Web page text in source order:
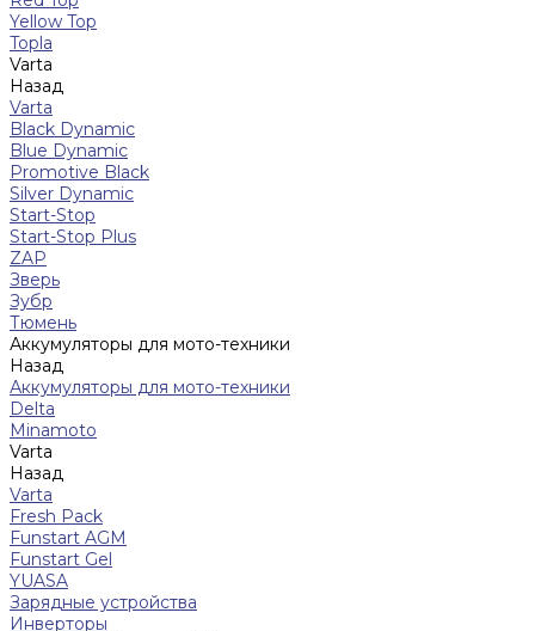
Yellow Top
Topla
Varta
Назад
Varta
Black Dynamic
Blue Dynamic
Promotive Black
Silver Dynamic
Start-Stop
Start-Stop Plus
ZAP
Зверь
Зубр
Тюмень
Аккумуляторы для мото-техники
Назад
Аккумуляторы для мото-техники
Delta
Minamoto
Varta
Назад
Varta
Fresh Pack
Funstart AGM
Funstart Gel
YUASA
Зарядные устройства
Инверторы